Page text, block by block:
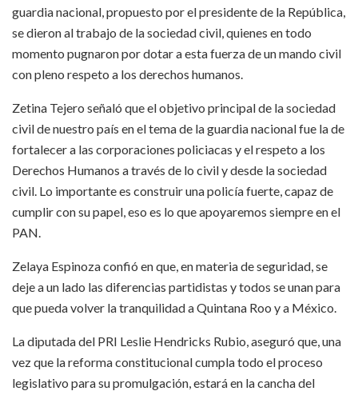
guardia nacional, propuesto por el presidente de la República,
se dieron al trabajo de la sociedad civil, quienes en todo
momento pugnaron por dotar a esta fuerza de un mando civil
con pleno respeto a los derechos humanos.
Zetina Tejero señaló que el objetivo principal de la sociedad
civil de nuestro país en el tema de la guardia nacional fue la de
fortalecer a las corporaciones policiacas y el respeto a los
Derechos Humanos a través de lo civil y desde la sociedad
civil. Lo importante es construir una policía fuerte, capaz de
cumplir con su papel, eso es lo que apoyaremos siempre en el
PAN.
Zelaya Espinoza confió en que, en materia de seguridad, se
deje a un lado las diferencias partidistas y todos se unan para
que pueda volver la tranquilidad a Quintana Roo y a México.
La diputada del PRI Leslie Hendricks Rubio, aseguró que, una
vez que la reforma constitucional cumpla todo el proceso
legislativo para su promulgación, estará en la cancha del